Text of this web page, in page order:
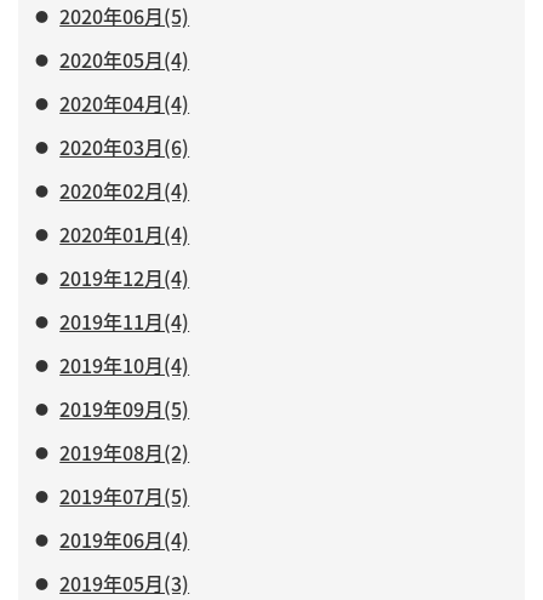
2020年06月(5)
2020年05月(4)
2020年04月(4)
2020年03月(6)
2020年02月(4)
2020年01月(4)
2019年12月(4)
2019年11月(4)
2019年10月(4)
2019年09月(5)
2019年08月(2)
2019年07月(5)
2019年06月(4)
2019年05月(3)